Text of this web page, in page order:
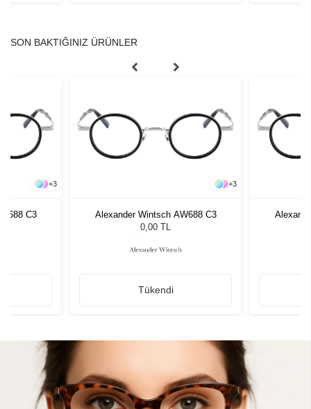
SON BAKTIĞINIZ ÜRÜNLER
+3
C3
+3
Alexander Wintsch AW688 C3
0,00 TL
Tükendi